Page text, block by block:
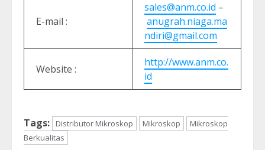
E-mail :
sales@anm.co.id –
anugrah.niaga.ma
ndiri@gmail.com
Website :
http://www.anm.co.
id
Tags: Distributor Mikroskop Mikroskop
Mikroskop
Berkualitas